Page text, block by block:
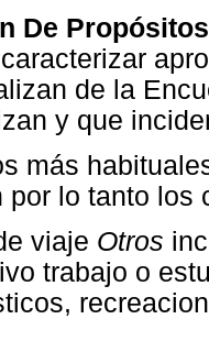
De
de la
y que
más
por lo tanto los
viaje Otros
trabajo o